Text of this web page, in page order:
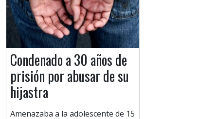
Condenado a 30 años de
prisión por abusar de su
hijastra
Amenazaba a la adolescente de 15